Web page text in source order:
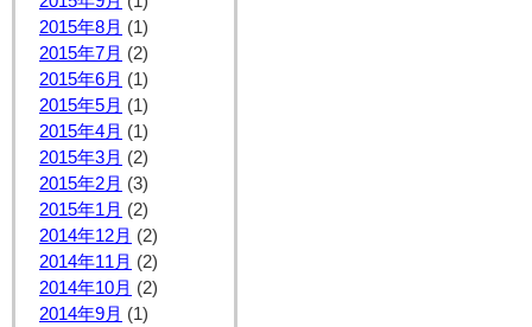
2015年8月 (1)
2015年7月 (2)
2015年6月 (1)
2015年5月 (1)
2015年4月 (1)
2015年3月 (2)
2015年2月 (3)
2015年1月 (2)
2014年12月 (2)
2014年11月 (2)
2014年10月 (2)
2014年9月 (1)